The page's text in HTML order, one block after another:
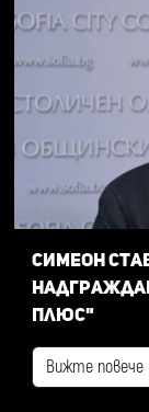
Симеон
плюс"
Вижте повече